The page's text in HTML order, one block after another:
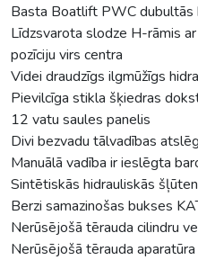
Basta Boatlift PWC dubultās
Līdzsvarota slodze H-rāmis
pozīciju virs centra
Videi draudzīgs ilgmūžīgs
Pievilcīga stikla šķiedras
12 vatu saules panelis
Divi bezvadu tālvadības
Manuālā vadība ir ieslēgta
Sintētiskās hidrauliskās
Berzi samazinošas bukses
Nerūsējošā tērauda cilindru
Nerūsējošā tērauda aparatūra